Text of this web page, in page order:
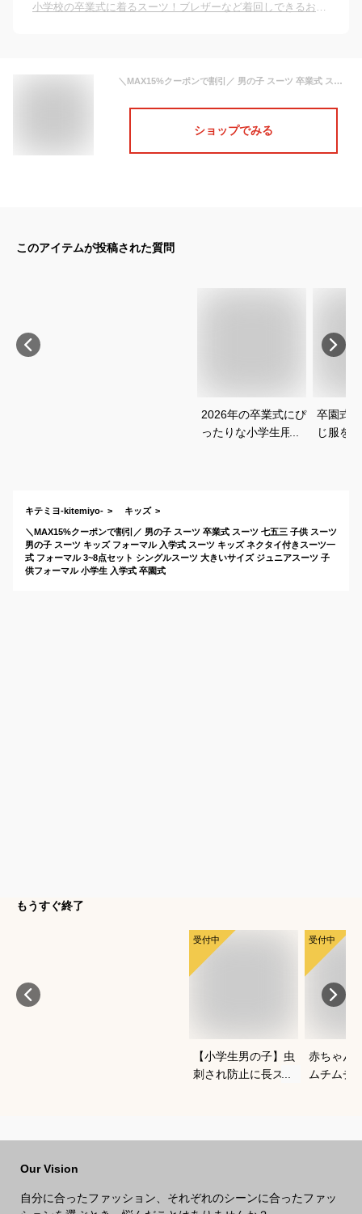
小学校の卒業式に着るスーツ！ブレザーなど着回しできるおすすめは？
＼MAX15%クーポンで割引／ 男の子 スーツ 卒業式 スーツ 七五三 子供 スーツ 男の子 スーツ キッズ フォーマル 入学式 スーツ キッズ ネクタイ付きスーツ一式 フォーマル 3~8点セット シングルスーツ 大きいサイズ ジュニアスーツ 子供フォーマル 小学生 入学式 卒園式
ショップでみる
このアイテムが投稿された質問
2026年の卒業式にぴ
ったりな小学生用ス
卒園式
じ服を
キテミヨ-kitemiyo- キッズ
＼MAX15%クーポンで割引／ 男の子 スーツ 卒業式 スーツ 七五三 子供 スーツ
男の子 スーツ キッズ フォーマル 入学式 スーツ キッズ ネクタイ付きスーツ一
式 フォーマル 3~8点セット シングルスーツ 大きいサイズ ジュニアスーツ 子
供フォーマル 小学生 入学式 卒園式
もうすぐ終了
受付中
【小学生男の子】虫
刺され防止に長ズボ
受付中
赤ちゃん
ムチムチ
Our Vision
自分に合ったファッション、それぞれのシーンに合ったファッ